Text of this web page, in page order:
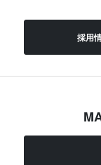
採用